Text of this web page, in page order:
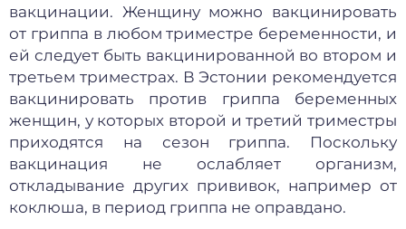
вакцинации. Женщину можно вакцинировать
от гриппа в любом триместре беременности, и
ей следует быть вакцинированной во втором и
третьем триместрах. В Эстонии рекомендуется
вакцинировать против гриппа беременных
женщин, у которых второй и третий триместры
приходятся на сезон гриппа. Поскольку
вакцинация не ослабляет организм,
откладывание других прививок, например от
коклюша, в период гриппа не оправдано.